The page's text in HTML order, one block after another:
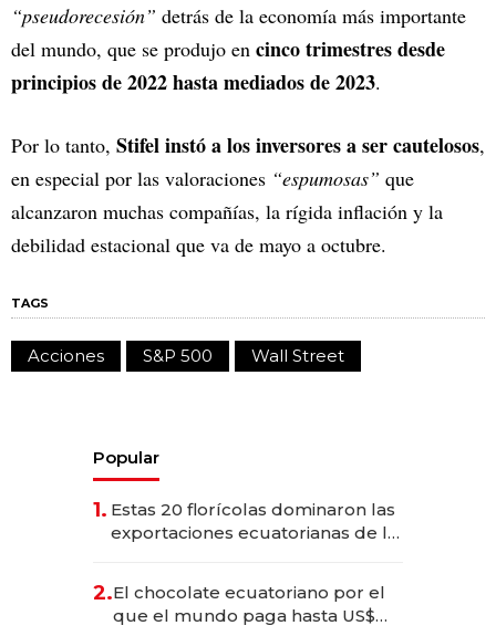
“pseudorecesión” detrás de la economía más importante
del mundo, que se produjo en cinco trimestres desde
principios de 2022 hasta mediados de 2023.
Por lo tanto, Stifel instó a los inversores a ser cautelosos,
en especial por las valoraciones “espumosas” que
alcanzaron muchas compañías, la rígida inflación y la
debilidad estacional que va de mayo a octubre.
TAGS
Acciones S&P 500 Wall Street
Popular
1. Estas 20 florícolas dominaron las
exportaciones ecuatorianas de la
2.El chocolate ecuatoriano por el
que el mundo paga hasta US$